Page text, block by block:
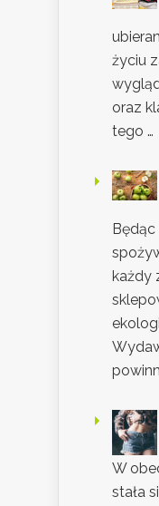
życiu
oraz
tego …
Będąc
każdy
W
stała